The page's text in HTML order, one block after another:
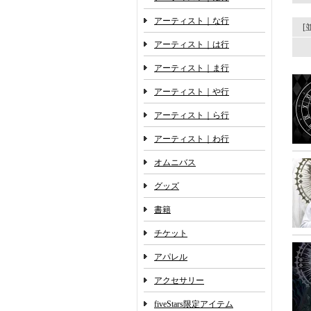
アーティスト｜な行
アーティスト｜は行
アーティスト｜ま行
アーティスト｜や行
アーティスト｜ら行
アーティスト｜わ行
オムニバス
グッズ
書籍
チケット
アパレル
アクセサリー
fiveStars限定アイテム
[